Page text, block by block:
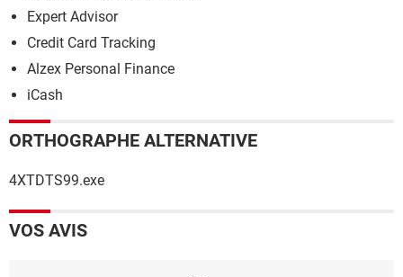
Expert Advisor
Credit Card Tracking
Alzex Personal Finance
iCash
ORTHOGRAPHE ALTERNATIVE
4XTDTS99.exe
VOS AVIS